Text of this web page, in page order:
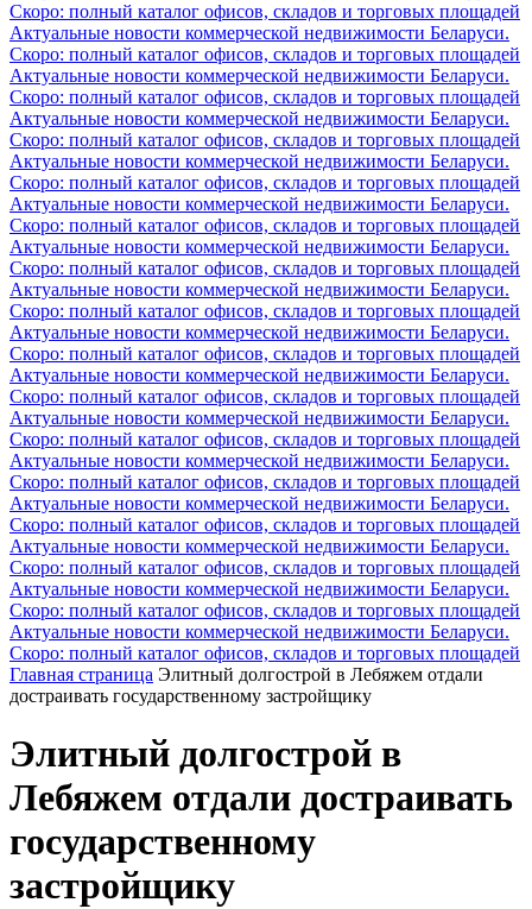
Скоро: полный каталог офисов, складов и торговых площадей
Актуальные новости коммерческой недвижимости Беларуси.
Скоро: полный каталог офисов, складов и торговых площадей
Актуальные новости коммерческой недвижимости Беларуси.
Скоро: полный каталог офисов, складов и торговых площадей
Актуальные новости коммерческой недвижимости Беларуси.
Скоро: полный каталог офисов, складов и торговых площадей
Актуальные новости коммерческой недвижимости Беларуси.
Скоро: полный каталог офисов, складов и торговых площадей
Актуальные новости коммерческой недвижимости Беларуси.
Скоро: полный каталог офисов, складов и торговых площадей
Актуальные новости коммерческой недвижимости Беларуси.
Скоро: полный каталог офисов, складов и торговых площадей
Актуальные новости коммерческой недвижимости Беларуси.
Скоро: полный каталог офисов, складов и торговых площадей
Актуальные новости коммерческой недвижимости Беларуси.
Скоро: полный каталог офисов, складов и торговых площадей
Актуальные новости коммерческой недвижимости Беларуси.
Скоро: полный каталог офисов, складов и торговых площадей
Актуальные новости коммерческой недвижимости Беларуси.
Скоро: полный каталог офисов, складов и торговых площадей
Актуальные новости коммерческой недвижимости Беларуси.
Скоро: полный каталог офисов, складов и торговых площадей
Актуальные новости коммерческой недвижимости Беларуси.
Скоро: полный каталог офисов, складов и торговых площадей
Актуальные новости коммерческой недвижимости Беларуси.
Скоро: полный каталог офисов, складов и торговых площадей
Актуальные новости коммерческой недвижимости Беларуси.
Скоро: полный каталог офисов, складов и торговых площадей
Актуальные новости коммерческой недвижимости Беларуси.
Скоро: полный каталог офисов, складов и торговых площадей
Главная страница Элитный долгострой в Лебяжем отдали
достраивать государственному застройщику
Элитный долгострой в
Лебяжем отдали достраивать
государственному
застройщику